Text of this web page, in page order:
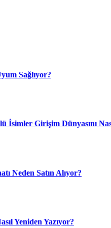
Sağlıyor?
İsimler Girişim Dünyasını
Neden Satın Alıyor?
Yeniden Yazıyor?